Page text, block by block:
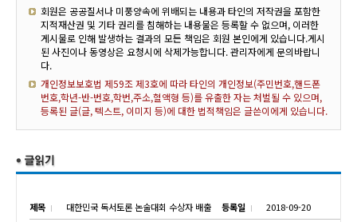
회원은 공공질서나 미풍양속에 위배되는 내용과 타인의 저작권을 포함한
지적재산권 및 기타 권리를 침해하는 내용물은 등록할 수 없으며, 이러한
게시물로 인해 발생하는 결과의 모든 책임은 회원 본인에게 있습니다.게시
된 사진이나 동영상은 요청시에 삭제가능합니다. 관리자에게 문의바랍니
다.
개인정보보호법 제59조 제3호에 따라 타인의 개인정보(주민번호,핸드폰
번호,학년-반-번호,학번,주소,혈액형 등)를 유출한 자는 처벌될 수 있으며,
등록된 글(글, 텍스트, 이미지 등)에 대한 법적책임은 글쓴이에게 있습니다.
제목 대한민국 독서토론 논술대회 수상자 배출 등록일 2018-09-20